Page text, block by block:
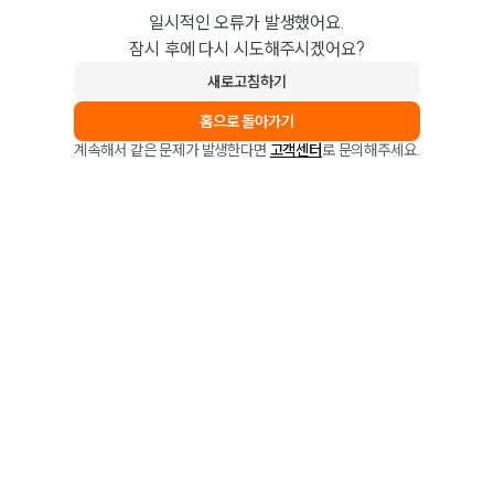
일시적인 오류가 발생했어요.
잠시 후에 다시 시도해주시겠어요?
새로고침하기
홈으로 돌아가기
계속해서 같은 문제가 발생한다면 고객센터로 문의해주세요.